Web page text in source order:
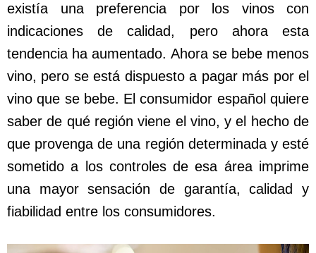
existía una preferencia por los vinos con
indicaciones de calidad, pero ahora esta
tendencia ha aumentado. Ahora se bebe menos
vino, pero se está dispuesto a pagar más por el
vino que se bebe. El consumidor español quiere
saber de qué región viene el vino, y el hecho de
que provenga de una región determinada y esté
sometido a los controles de esa área imprime
una mayor sensación de garantía, calidad y
fiabilidad entre los consumidores.